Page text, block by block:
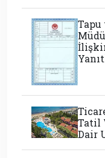
Tapu
Tatil
Dair